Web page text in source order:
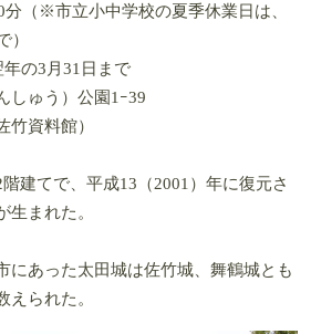
分（※市立小中学校の夏季休業日は、
）
の3月31日まで
しゅう）公園1ｰ39
竹資料館）
建てで、平成13（2001）年に復元さ
生まれた。
にあった太田城は佐竹城、舞鶴城とも
えられた。